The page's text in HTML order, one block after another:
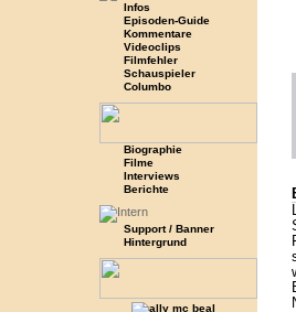
Infos
Episoden-Guide
Kommentare
Videoclips
Filmfehler
Schauspieler
Columbo
Biographie
Filme
Interviews
Berichte
Support / Banner
Hintergrund